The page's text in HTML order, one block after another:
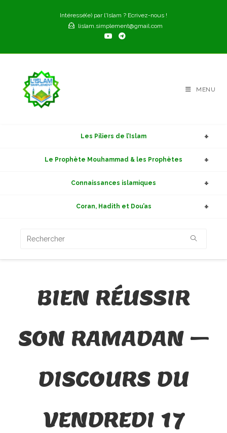
Intéressé(e) par l'Islam ? Ecrivez-nous !
lislam.simplement@gmail.com
MENU
Les Piliers de l’Islam
Le Prophète Mouhammad & les Prophètes
Connaissances islamiques
Coran, Hadith et Dou’as
BIEN RÉUSSIR
SON RAMADAN –
DISCOURS DU
VENDREDI 17